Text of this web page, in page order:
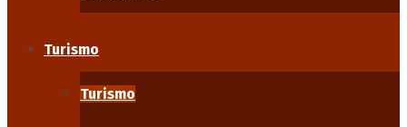
Turismo
Turismo